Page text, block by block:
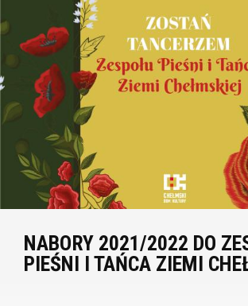
NABORY 2021/2022 DO
PIEŚNI I TAŃCA ZIEMI